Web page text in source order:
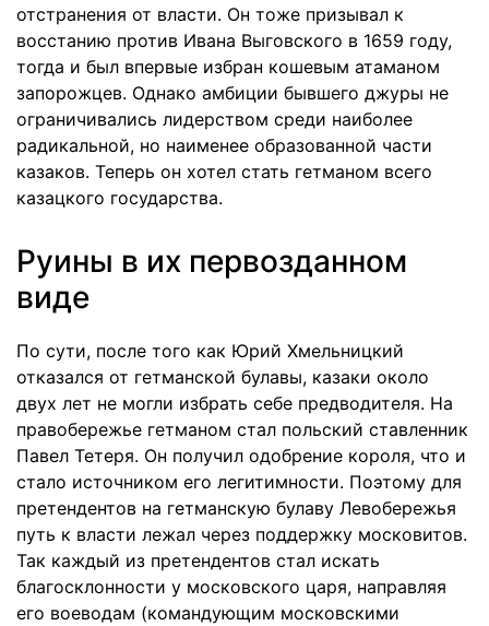
отстранения от власти. Он тоже призывал к
восстанию против Ивана Выговского в 1659 году,
тогда и был впервые избран кошевым атаманом
запорожцев. Однако амбиции бывшего джуры не
ограничивались лидерством среди наиболее
радикальной, но наименее образованной части
казаков. Теперь он хотел стать гетманом всего
казацкого государства.
Руины в их первозданном
виде
По сути, после того как Юрий Хмельницкий
отказался от гетманской булавы, казаки около
двух лет не могли избрать себе предводителя. На
правобережье гетманом стал польский ставленник
Павел Тетеря. Он получил одобрение короля, что и
стало источником его легитимности. Поэтому для
претендентов на гетманскую булаву Левобережья
путь к власти лежал через поддержку московитов.
Так каждый из претендентов стал искать
благосклонности у московского царя, направляя
его воеводам (командующим московскими